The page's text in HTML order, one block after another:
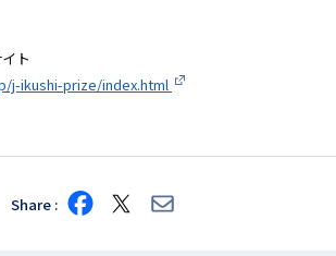
ト
j-ikushi-prize/index.html
Share Share
on
Share
on
Share
via